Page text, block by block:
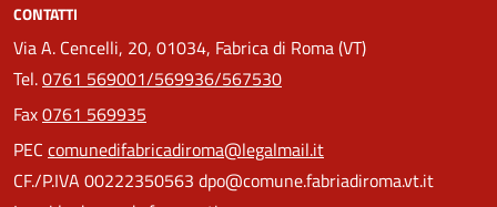
CONTATTI
Via A. Cencelli, 20, 01034, Fabrica di Roma (VT)
Tel.0761 569001/569936/567530
Fax0761 569935
PEC comunedifabricadiroma@legalmail.it
CF./P.IVA 00222350563 dpo@comune.fabriadiroma.vt.it